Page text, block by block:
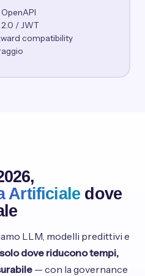
/ JWT
compatibility
Artificiale dove
LLM, modelli predittivi e
solo dove riducono tempi,
— con la governance